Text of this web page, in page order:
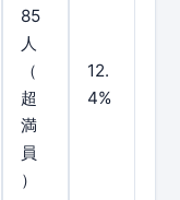
85
人
（
超
満
員
）
12.
4%